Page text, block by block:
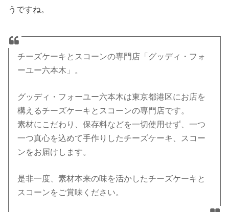
うですね。
チーズケーキとスコーンの専門店「グッディ・フォ
ーユー六本木」。
グッディ・フォーユー六本木は東京都港区にお店を
構えるチーズケーキとスコーンの専門店です。
素材にこだわり、保存料などを一切使用せず、一つ
一つ真心を込めて手作りしたチーズケーキ、スコー
ンをお届けします。
是非一度、素材本来の味を活かしたチーズケーキと
スコーンをご賞味ください。